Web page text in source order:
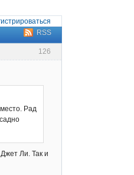
RSS
126
Рад
Ли. Так и